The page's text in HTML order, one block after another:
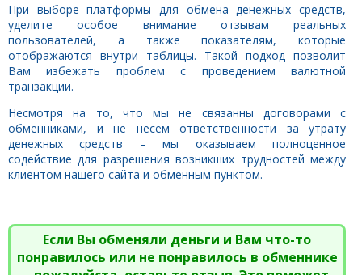
При выборе платформы для обмена денежных средств,
уделите особое внимание отзывам реальных
пользователей, а также показателям, которые
отображаются внутри таблицы. Такой подход позволит
Вам избежать проблем с проведением валютной
транзакции.
Несмотря на то, что мы не связанны договорами с
обменниками, и не несём ответственности за утрату
денежных средств – мы оказываем полноценное
содействие для разрешения возникших трудностей между
клиентом нашего сайта и обменным пунктом.
Если Вы обменяли деньги и Вам что-то
понравилось или не понравилось в обменнике